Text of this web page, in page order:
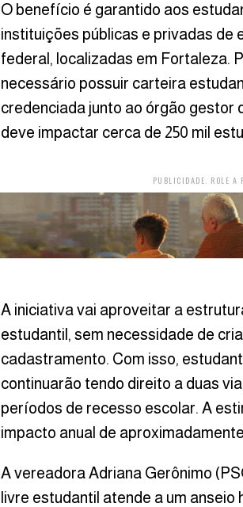
O benefício é garantido aos
instituições públicas e privadas de
federal, localizadas em Fortaleza.
necessário possuir carteira
credenciada junto ao órgão gestor
deve impactar cerca de 250 mil
PUBLICIDADE. ROLE A
A iniciativa vai aproveitar a
estudantil, sem necessidade de
cadastramento. Com isso,
continuarão tendo direito a duas
períodos de recesso escolar. A
impacto anual de
A vereadora Adriana Gerônimo
livre estudantil atende a um